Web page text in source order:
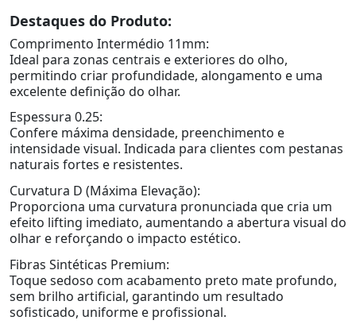
Destaques do Produto:
Comprimento Intermédio 11mm:
Ideal para zonas centrais e exteriores do olho,
permitindo criar profundidade, alongamento e uma
excelente definição do olhar.
Espessura 0.25:
Confere máxima densidade, preenchimento e
intensidade visual. Indicada para clientes com pestanas
naturais fortes e resistentes.
Curvatura D (Máxima Elevação):
Proporciona uma curvatura pronunciada que cria um
efeito lifting imediato, aumentando a abertura visual do
olhar e reforçando o impacto estético.
Fibras Sintéticas Premium:
Toque sedoso com acabamento preto mate profundo,
sem brilho artificial, garantindo um resultado
sofisticado, uniforme e profissional.